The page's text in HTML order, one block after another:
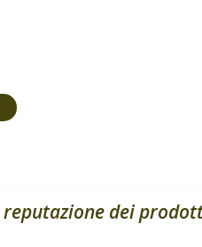
reputazione dei